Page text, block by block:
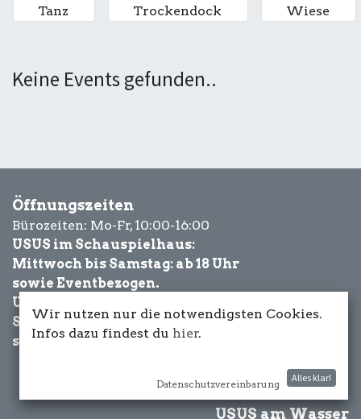
Tanz
Trockendock
Wiese
Keine Events gefunden..
Öffnungszeiten
Bürozeiten: Mo-Fr, 10:00-16:00
USUS im Schauspielhaus:
Mittwoch bis Samstag: ab 18 Uhr
sowie Eventbezogen.
USUS am Wasser:
Schönwetter-
sowie Eventbezogen.
USUS am Wasser
Wir nutzen nur die notwendigsten Cookies.
Infos dazu findest du hier.
Datenschutzvereinbarung
Alles klar!